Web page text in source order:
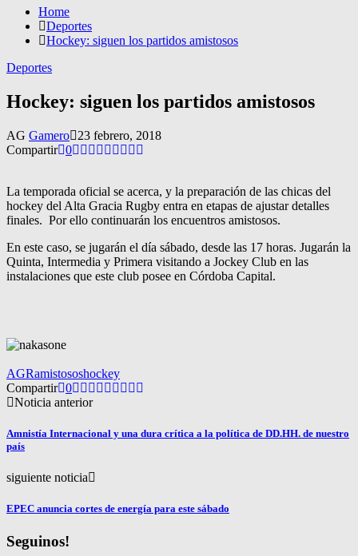
Home
Deportes
Hockey: siguen los partidos amistosos
Deportes
Hockey: siguen los partidos amistosos
AG Gamero
23 febrero, 2018
Compartir 0
La temporada oficial se acerca, y la preparación de las chicas del
hockey del Alta Gracia Rugby entra en etapas de ajustar detalles
finales. Por ello continuarán los encuentros amistosos.
En este caso, se jugarán el día sábado, desde las 17 horas. Jugarán la
Quinta, Intermedia y Primera visitando a Jockey Club en las
instalaciones que este club posee en Córdoba Capital.
AGRamistososhockey
Compartir 0
Noticia anterior
Amnistía Internacional y una dura crítica a la política de DD.HH. de nuestro
país
siguiente noticia
EPEC anuncia cortes de energía para este sábado
Seguinos!